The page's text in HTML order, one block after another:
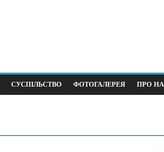
СУСПІЛЬСТВО ФОТОГАЛЕРЕЯ ПРО